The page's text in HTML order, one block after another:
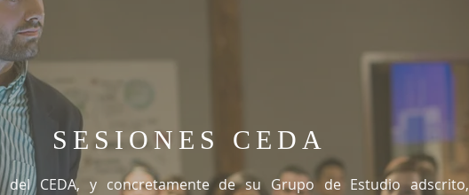
SESIONES CEDA
del CEDA, y concretamente de su Grupo de Estudio adscrito,